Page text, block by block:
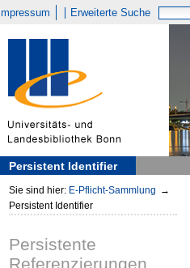
Impressum Erweiterte Suche
Persistent Identifier
Sie sind hier: E-Pflicht-Sammlung →
Persistent Identifier
Persistente
Referenzierungen